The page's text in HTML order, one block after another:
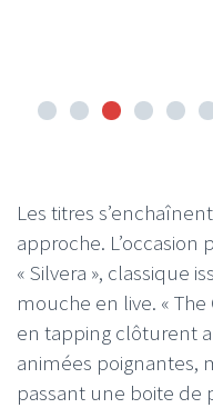
Les titres
approche. L’occasion
« Silvera », classique
mouche en live. «
en tapping clôturent
animées poignantes,
passant une boite de